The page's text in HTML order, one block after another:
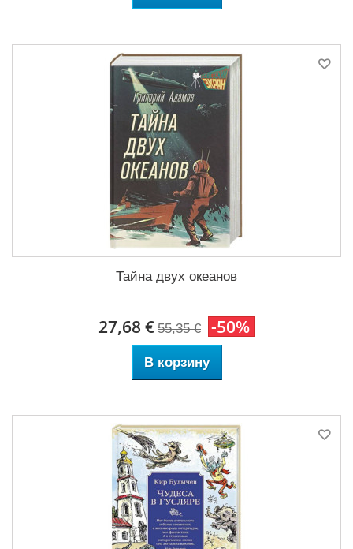
Тайна двух океанов
27,68 € 55,35 € -50%
В корзину